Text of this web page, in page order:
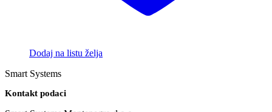
Dodaj na listu želja
Smart Systems
Kontakt podaci